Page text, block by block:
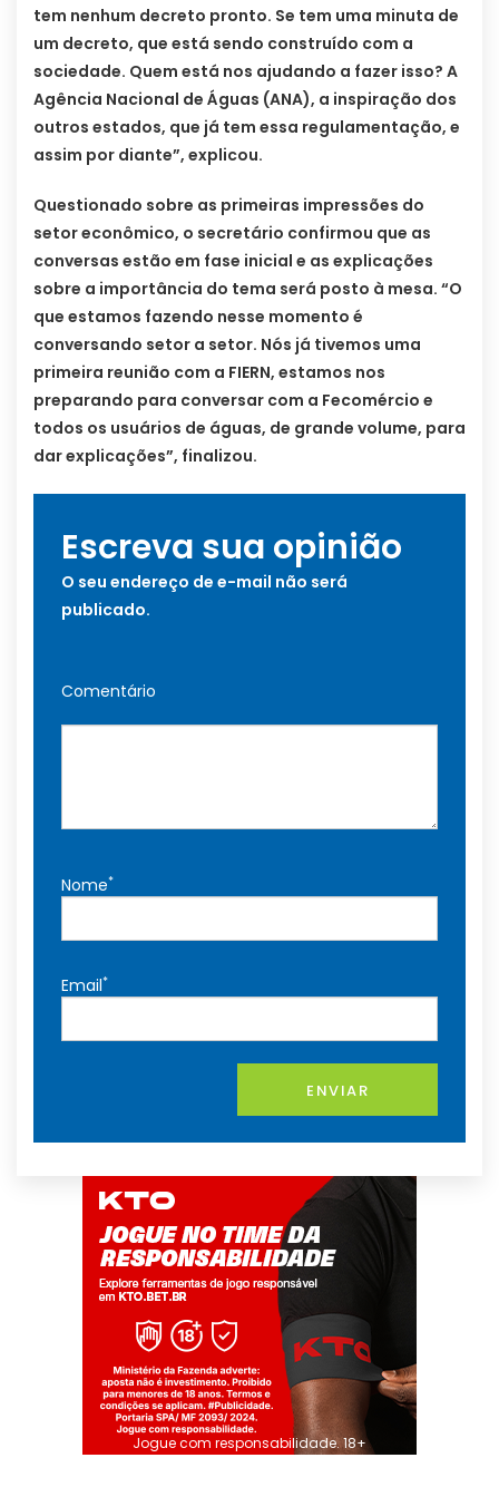
tem nenhum decreto pronto. Se tem uma minuta de
um decreto, que está sendo construído com a
sociedade. Quem está nos ajudando a fazer isso? A
Agência Nacional de Águas (ANA), a inspiração dos
outros estados, que já tem essa regulamentação, e
assim por diante”, explicou.
Questionado sobre as primeiras impressões do
setor econômico, o secretário confirmou que as
conversas estão em fase inicial e as explicações
sobre a importância do tema será posto à mesa. “O
que estamos fazendo nesse momento é
conversando setor a setor. Nós já tivemos uma
primeira reunião com a FIERN, estamos nos
preparando para conversar com a Fecomércio e
todos os usuários de águas, de grande volume, para
dar explicações”, finalizou.
Escreva sua opinião
O seu endereço de e-mail não será
publicado.
Comentário
Nome*
Email*
ENVIAR
Jogue com responsabilidade. 18+